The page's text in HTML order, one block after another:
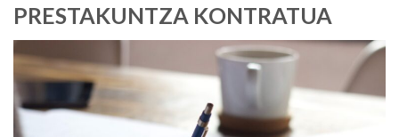
PRESTAKUNTZA KONTRATUA